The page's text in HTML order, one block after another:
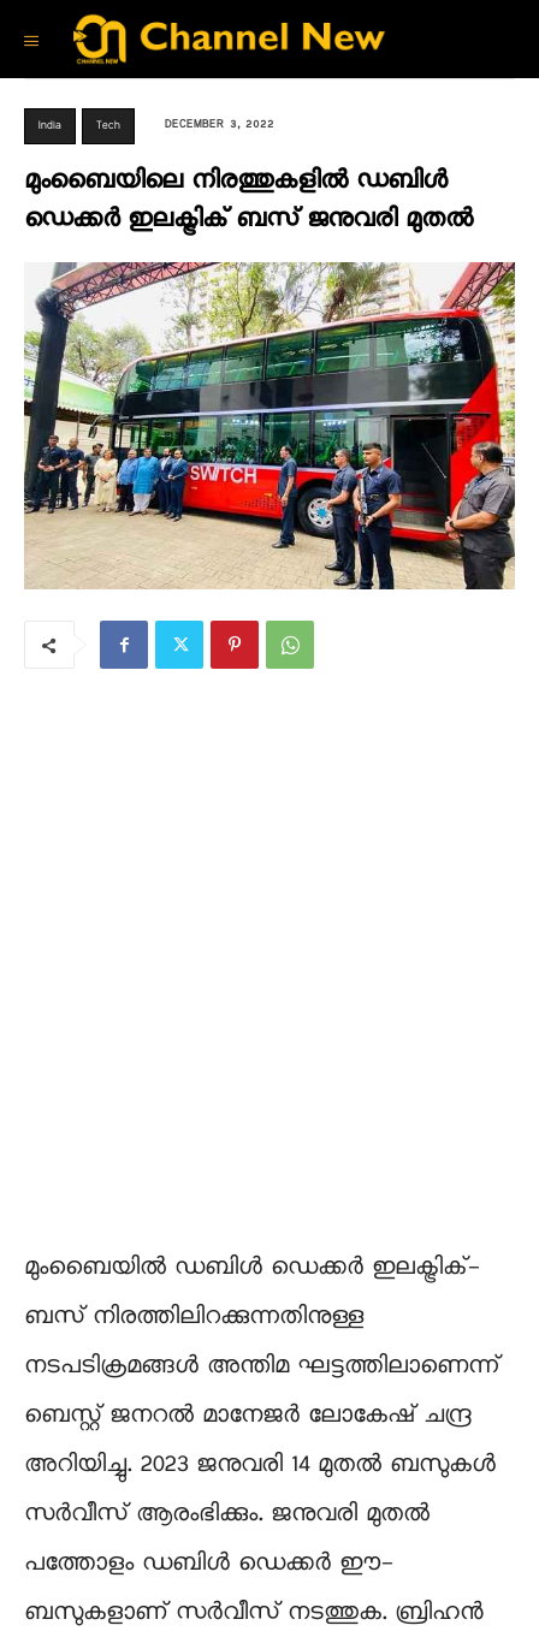
India Tech DECEMBER 3, 2022
മുംബൈയിലെ നിരത്തുകളിൽ ഡബിൾ
ഡെക്കർ ഇലക്ട്രിക് ബസ് ജനുവരി മുതൽ
മുംബൈയിൽ ഡബിൾ ഡെക്കർ ഇലക്ട്രിക്-
ബസ് നിരത്തിലിറക്കുന്നതിനുള്ള
നടപടിക്രമങ്ങൾ അന്തിമ ഘട്ടത്തിലാണെന്ന്
ബെസ്റ്റ് ജനറൽ മാനേജർ ലോകേഷ് ചന്ദ്ര
അറിയിച്ചു. 2023 ജനുവരി 14 മുതൽ ബസുകൾ
സർവീസ് ആരംഭിക്കും. ജനുവരി മുതൽ
പത്തോളം ഡബിൾ ഡെക്കർ ഈ-
ബസുകളാണ് സർവീസ് നടത്തുക. ബ്രിഹൻ